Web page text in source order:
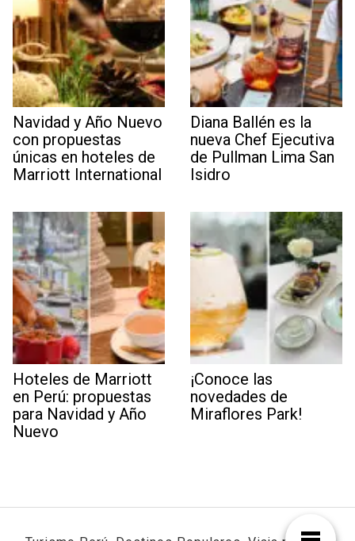
Navidad y Año Nuevo
con propuestas
únicas en hoteles de
Marriott International
Diana Ballén es la
nueva Chef Ejecutiva
de Pullman Lima San
Isidro
Hoteles de Marriott
en Perú: propuestas
para Navidad y Año
Nuevo
¡Conoce las
novedades de
Miraflores Park!